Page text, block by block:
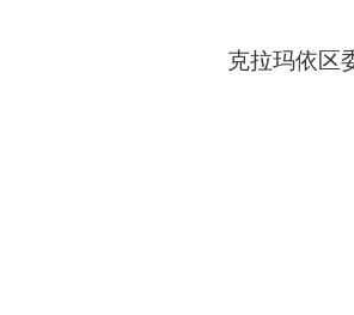
克拉玛依区